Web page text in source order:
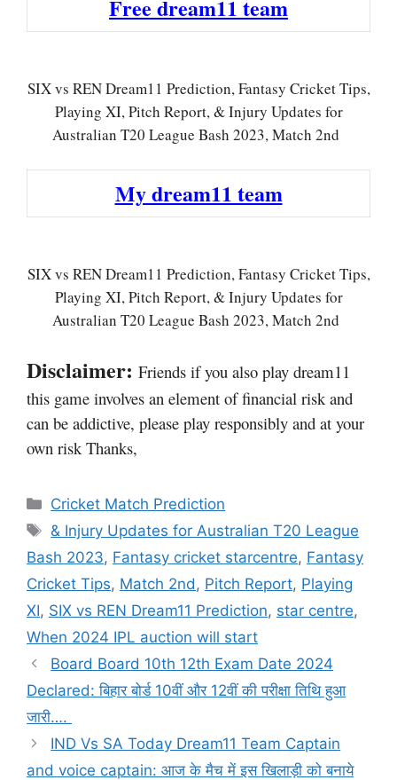
Free dream11 team
SIX vs REN Dream11 Prediction, Fantasy Cricket Tips,
Playing XI, Pitch Report, & Injury Updates for
Australian T20 League Bash 2023, Match 2nd
My dream11 team
SIX vs REN Dream11 Prediction, Fantasy Cricket Tips,
Playing XI, Pitch Report, & Injury Updates for
Australian T20 League Bash 2023, Match 2nd
Disclaimer: Friends if you also play dream11
this game involves an element of financial risk and
can be addictive, please play responsibly and at your
own risk Thanks,
Categories
Cricket Match Prediction
Tags
& Injury Updates for Australian T20 League
Bash 2023, Fantasy cricket starcentre, Fantasy
Cricket Tips, Match 2nd, Pitch Report, Playing
XI, SIX vs REN Dream11 Prediction, star centre,
When 2024 IPL auction will start
Board Board 10th 12th Exam Date 2024
Declared: बिहार बोर्ड 10वीं और 12वीं की परीक्षा तिथि हुआ
जारी….
IND Vs SA Today Dream11 Team Captain
and voice captain: आज के मैच में इस खिलाड़ी को बनाये